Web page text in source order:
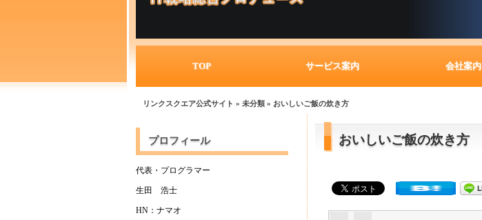
TOP サービス案内 会社案内
リンクスクエア公式サイト » 未分類 » おいしいご飯の炊き方
おいしいご飯の炊き方
プロフィール
代表・プログラマー
生田 浩士
HN：ナマオ